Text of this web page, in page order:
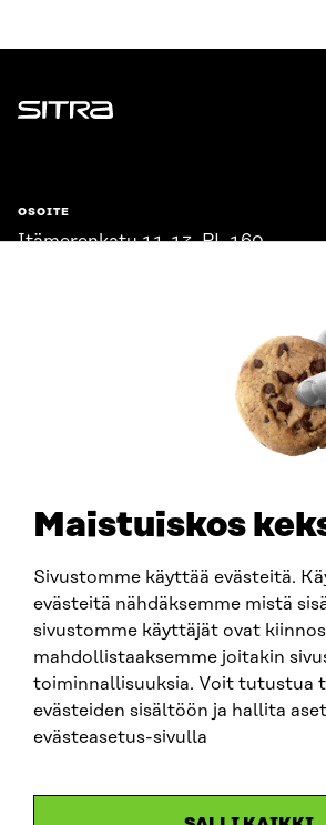
Maistuiskos
Sivustomme käyttää evästeitä.
evästeitä nähdäksemme mistä
sivustomme käyttäjät ovat
mahdollistaaksemme joitakin
toiminnallisuuksia. Voit tutustua
evästeiden sisältöön ja hallita
evästeasetus-sivulla
Sitra
OSOITE
Itämerenkatu 11-13, PL 160,
SITRA SOSIAALISESSA MEDIASSA
LinkedIn
Instagram
YouTube